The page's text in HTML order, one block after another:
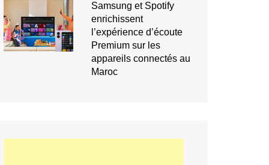
Samsung et Spotify
enrichissent
l’expérience d’écoute
Premium sur les
appareils connectés au
Maroc